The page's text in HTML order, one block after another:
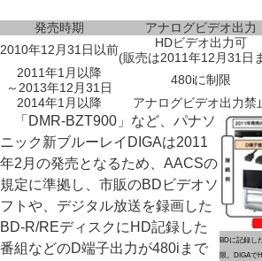
発売時期
アナログビデオ出力
2010年12月31日以前
HDビデオ出力可
(販売は2011年12月31日
2011年1月以降
～2013年12月31日
480iに制限
2014年1月以降
アナログビデオ出力禁
BDに記録し
限。DIGAで
「DMR-BZT900」など、パナソ
ニック新ブルーレイDIGAは2011
年2月の発売となるため、AACSの
規定に準拠し、市販のBDビデオソ
フトや、デジタル放送を録画した
BD-R/REディスクにHD記録した
番組などのD端子出力が480iまで